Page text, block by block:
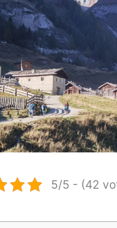
5/5 - (42